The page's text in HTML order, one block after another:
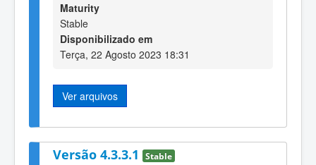
Maturity
Stable
Disponibilizado em
Terça, 22 Agosto 2023 18:31
Ver arquivos
Versão 4.3.3.1 Stable